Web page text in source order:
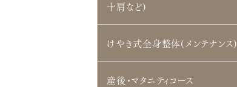
十肩など)
けやき式全身整体(メンテナンス)
産後・マタニティコース